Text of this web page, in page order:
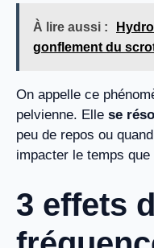
À lire aussi :
gonflement du
On appelle ce
pelvienne. Elle se
peu de repos ou
impacter le temps
3 effets